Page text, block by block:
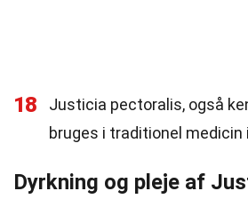
18
Justicia pectoralis, også
bruges i traditionel medicin
Dyrkning og pleje af